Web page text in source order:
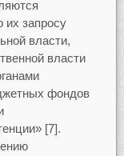
их запросу
власти,
власти
фондов
[7].